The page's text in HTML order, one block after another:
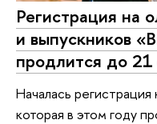
Регистрация на
и выпускников
продлится до 21
Началась
которая в этом году